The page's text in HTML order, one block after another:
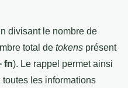
divisant le nombre de
total de tokens présent
fn). Le rappel permet ainsi
toutes les informations